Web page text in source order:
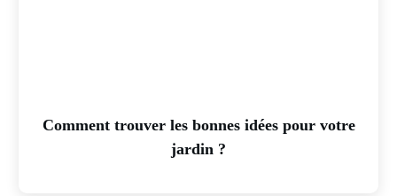
Comment trouver les bonnes idées pour votre
jardin ?